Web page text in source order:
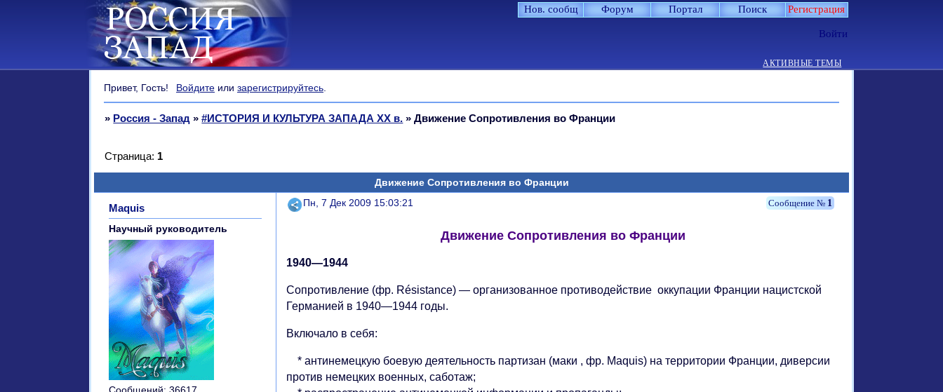
Нов. сообщ Форум Портал Поиск Регистрация
Войти
АКТИВНЫЕ ТЕМЫ
Привет, Гость! Войдите илизарегистрируйтесь.
» Россия - Запад »#ИСТОРИЯ И КУЛЬТУРА ЗАПАДА XX в. »Движение Сопротивления во Франции
Движение Сопротивления во Франции
Страница: 1
Поделиться 1
Пн, 7 Дек 2009 15:03:21
Maquis
Научный руководитель Движение Сопротивления во Франции
1940—1944
Сопротивление (фр. Résistance) — организованное противодействие оккупации Франции нацистской
Германией в 1940—1944 годы.
Включало в себя:
* антинемецкую боевую деятельность партизан (маки , фр. Maquis) на территории Франции, диверсии
против немецких военных, саботаж;